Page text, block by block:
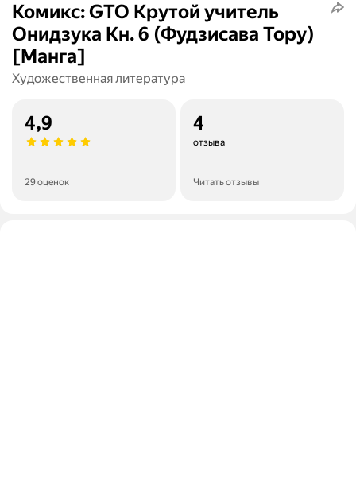
Комикс: GTO Крутой учитель
Онидзука Кн. 6 (Фудзисава Тору)
[Манга]
Художественная литература
4,9
29 оценок
4
отзыва
Читать отзывы